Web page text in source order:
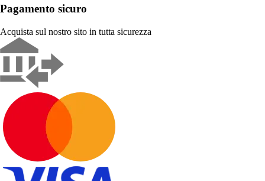
Pagamento sicuro
Acquista sul nostro sito in tutta sicurezza